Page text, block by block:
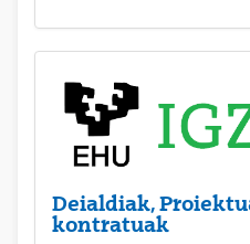
Deialdiak,
kontratuak